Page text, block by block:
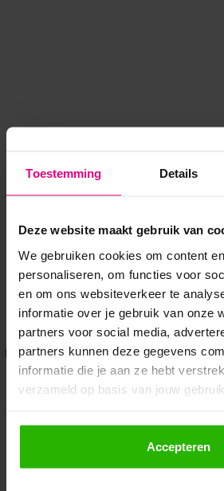
Toestemming Details
Deze website maakt gebruik van
We gebruiken cookies om content
personaliseren, om functies voor
en om ons websiteverkeer te
informatie over je gebruik van onze
partners voor social media,
partners kunnen deze gegevens
informatie die je aan ze hebt
verzameld op basis van jouw
Als je op "Accepteer" klikt, dan geef
toestemming om cookies voor social
gepersonaliseerde advertenties te
Accepteren
Application error: a client-side
loadingwww.voordeeluitjes.nl (see the
information).